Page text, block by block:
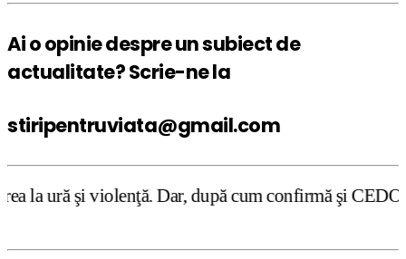
Ai o opinie despre un subiect de
actualitate? Scrie-ne la
stiripentruviata@gmail.com
Dar, după cum confirmă şi CEDO în cazul